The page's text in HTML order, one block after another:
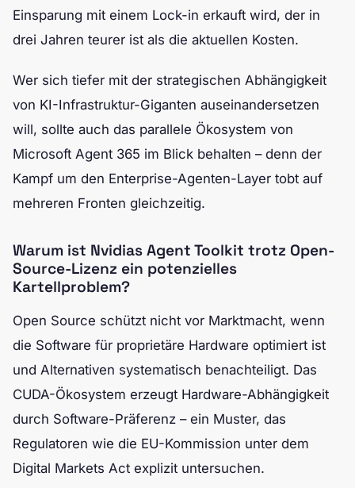
Einsparung mit einem Lock-in erkauft wird, der in
drei Jahren teurer ist als die aktuellen Kosten.
Wer sich tiefer mit der strategischen Abhängigkeit
von KI-Infrastruktur-Giganten auseinandersetzen
will, sollte auch das parallele Ökosystem von
Microsoft Agent 365 im Blick behalten – denn der
Kampf um den Enterprise-Agenten-Layer tobt auf
mehreren Fronten gleichzeitig.
Warum ist Nvidias Agent Toolkit trotz Open-
Source-Lizenz ein potenzielles
Kartellproblem?
Open Source schützt nicht vor Marktmacht, wenn
die Software für proprietäre Hardware optimiert ist
und Alternativen systematisch benachteiligt. Das
CUDA-Ökosystem erzeugt Hardware-Abhängigkeit
durch Software-Präferenz – ein Muster, das
Regulatoren wie die EU-Kommission unter dem
Digital Markets Act explizit untersuchen.